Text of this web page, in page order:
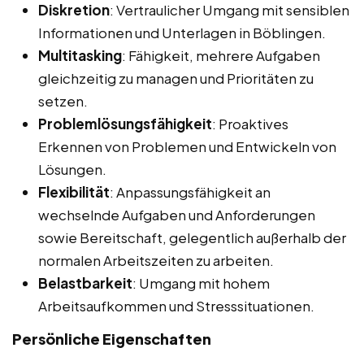
Diskretion: Vertraulicher Umgang mit sensiblen
Informationen und Unterlagen in Böblingen.
Multitasking: Fähigkeit, mehrere Aufgaben
gleichzeitig zu managen und Prioritäten zu
setzen.
Problemlösungsfähigkeit: Proaktives
Erkennen von Problemen und Entwickeln von
Lösungen.
Flexibilität: Anpassungsfähigkeit an
wechselnde Aufgaben und Anforderungen
sowie Bereitschaft, gelegentlich außerhalb der
normalen Arbeitszeiten zu arbeiten.
Belastbarkeit: Umgang mit hohem
Arbeitsaufkommen und Stresssituationen.
Persönliche Eigenschaften